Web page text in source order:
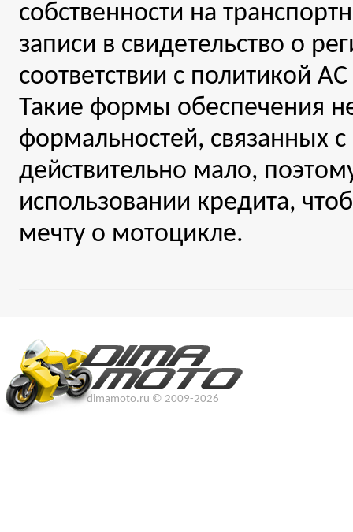
собственности на
записи в свидетельство о
соответствии с политикой
Такие формы обеспечения
формальностей, связанных
действительно мало,
использовании кредита,
мечту о мотоцикле.
dimamoto.ru © 2009-2026